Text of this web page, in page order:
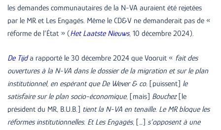
les demandes communautaires de la N-VA auraient été rejetées
par le MR et Les Engagés. Même le CD&V ne demanderait pas de «
réforme de l’État » (Het Laatste Nieuws, 10 décembre 2024).
De Tijda rapporté le 30 décembre 2024 que Vooruit « fait des
ouvertures à la N-VA dans le dossier de la migration et sur le plan
institutionnel, en espérant que De Wever & co. [puissent] le
satisfaire sur le plan socio-économique, [mais] Bouchez[le
président du MR, B.U.B.] tient la N-VA en tenaille. Le MR bloque les
réformes institutionnelles. Et Les Engagés, […] s’opposent à une